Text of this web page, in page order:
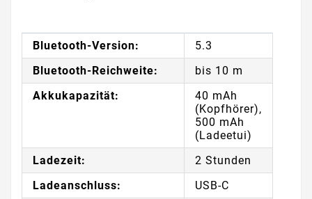
Bluetooth-Version:
5.3
Bluetooth-Reichweite:
bis 10 m
Akkukapazität:
40 mAh
(Kopfhörer),
500 mAh
(Ladeetui)
Ladezeit:
2 Stunden
Ladeanschluss:
USB-C